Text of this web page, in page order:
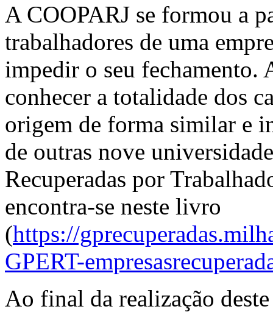
A COOPARJ se formou a
trabalhadores de uma
impedir o seu fechamento.
conhecer a totalidade dos
origem de forma similar e
de outras nove
Recuperadas por
encontra-se neste livro
(https://
GPERT-
Ao final da realização